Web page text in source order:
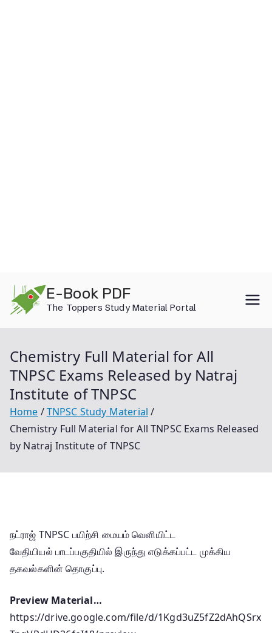
content
E-Book PDF
The Toppers Study Material Portal
Chemistry Full Material for All
TNPSC Exams Released by Natraj
Institute of TNPSC
Home
TNPSC Study Material
Chemistry Full Material for All TNPSC Exams Released
by Natraj Institute of TNPSC
நட்ராஜ் TNPSC பயிற்சி மையம் வெளியிட்ட
வேதியியல் பாடப்பகுதியில் இருந்து எடுக்கப்பட்ட முக்கிய
தகவல்களின் தொகுப்பு.
Preview Material…
https://drive.google.com/file/d/1Kgd3uZ5fZ2dAhQSrx